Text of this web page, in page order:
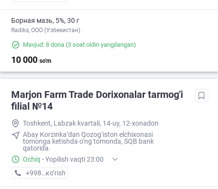
Борная мазь, 5%, 30 г
Radiks, ООО (Узбекистан)
Mavjud: 8 dona (3 soat oldin yangilangan)
10 000 so'm
Marjon Farm Trade Dorixonalar tarmog'i
filial №14
Toshkent, Labzak kvartali, 14-uy, 12-xonadon
Abay Korzinka’dan Qozog‘iston elchixonasi
tomonga ketishda o‘ng tomonda, SQB bank
qatorida.
Ochiq · Yopilish vaqti 23:00
+998 (77) XXX-XX-XX
кo’rish